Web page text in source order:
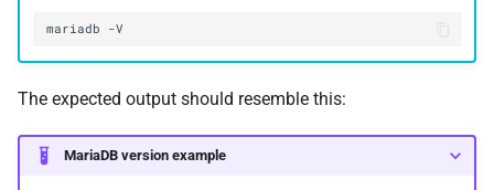
mariadb
The expected output should resemble this:
MariaDB version example